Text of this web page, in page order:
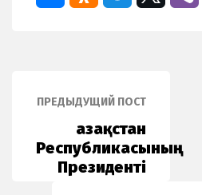
ПРЕДЫДУЩИЙ ПОСТ
Қазақстан
Республикасының
Президенті